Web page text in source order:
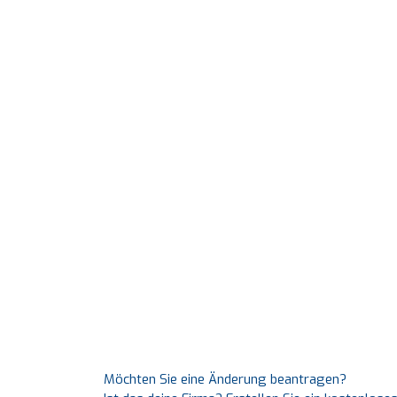
Möchten Sie eine Änderung beantragen?